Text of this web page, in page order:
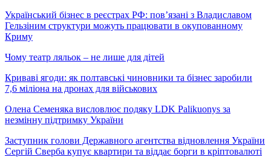
Український бізнес в реєстрах РФ: пов’язані з Владиславом
Гельзіним структури можуть працювати в окупованному
Криму
Чому театр ляльок – не лише для дітей
Криваві ягоди: як полтавські чиновники та бізнес заробили
7,6 міліона на дронах для військових
Олена Семеняка висловлює подяку LDK Palikuonys за
незмінну підтримку України
Заступник голови Державного агентства відновлення України
Сергій Сверба купує квартири та віддає борги в кріптовалюті